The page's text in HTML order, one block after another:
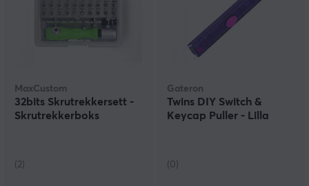
MaxCustom
32bits Skrutrekkersett -
Skrutrekkerboks
(2)
Gateron
Twins DIY Switch &
Keycap Puller - Lilla
(0)